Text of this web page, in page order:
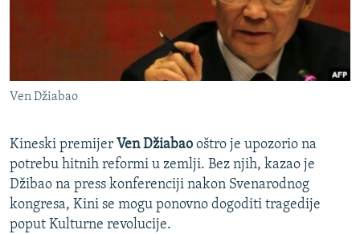
GENOCID U SREBRENICI
POPLAVE I KLIZIŠTA U BIH 2024.
POST SCRIPTUM
MOJA EVROPA
TRI DECENIJE OD RATA U BIH
Sve RFE/RL stranice
Ven Džiabao
Kineski premijer Ven Džiabao oštro je upozorio na
potrebu hitnih reformi u zemlji. Bez njih, kazao je
Džibao na press konferenciji nakon Svenarodnog
kongresa, Kini se mogu ponovno dogoditi tragedije
poput Kulturne revolucije.